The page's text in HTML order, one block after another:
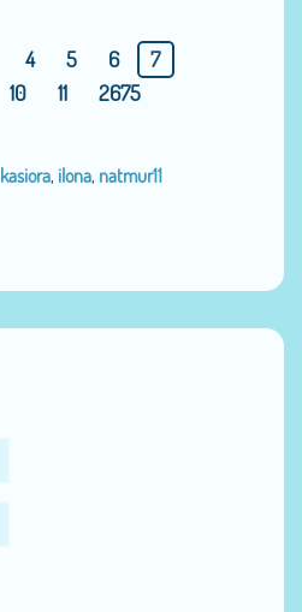
4 5 6
7
10 11 2675
kasiora, ilona, natmur11